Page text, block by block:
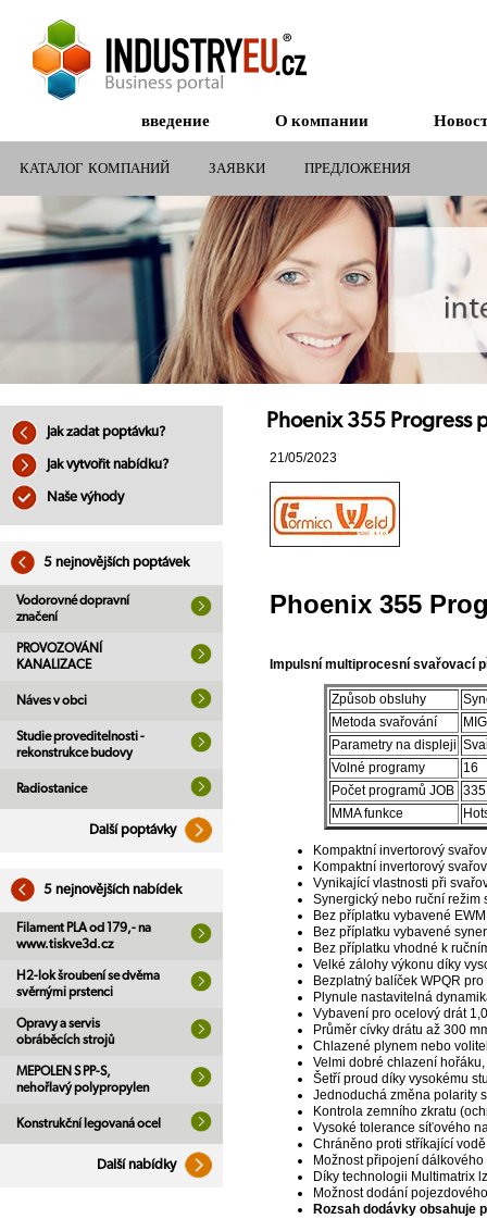
введение О компании
КАТАЛОГ КОМПАНИЙ ЗАЯВКИ ПРЕДЛОЖЕНИЯ
СУБСИДИИ ДЛЯ КОМПАНИЙ
Jak zadat poptávku?
Jak vytvořit nabídku?
Naše výhody
5 nejnovějších poptávek
Vodorovné dopravní
značení
PROVOZOVÁNÍ
KANALIZACE
Náves v obci
Studie proveditelnosti -
rekonstrukce budovy
Radiostanice
Další poptávky
5 nejnovějších nabídek
Filament PLA od 179,- na
www.tiskve3d.cz
H2-lok šroubení se dvěma
svěrnými prstenci
Opravy a servis
obráběcích strojů
MEPOLEN S PP-S,
nehořlavý polypropylen
Konstrukční legovaná ocel
Další nabídky
Phoenix 355 Progress
21/05/2023
Phoenix 355
Impulsní multiprocesní svařovací
Způsob obsluhy
Metoda svařování
Parametry na displeji
Volné programy
16
Počet programů JOB
335
MMA funkce
Kompaktní invertorový
Kompaktní invertorový
Vynikající vlastnosti při
Synergický nebo ruční režim
Bez příplatku vybavené
Bez příplatku vybavené
Bez příplatku vhodné k
Velké zálohy výkonu díky
Bezplatný balíček WPQR
Plynule nastavitelná
Vybavení pro ocelový drát
Průměr cívky drátu až 300
Chlazené plynem nebo
Velmi dobré chlazení
Šetří proud díky vysokému
Jednoduchá změna polarity
Kontrola zemního zkratu
Vysoké tolerance síťového
Chráněno proti stříkající
Možnost připojení
Díky technologii Multimatrix
Možnost dodání
Rozsah dodávky obsahuje